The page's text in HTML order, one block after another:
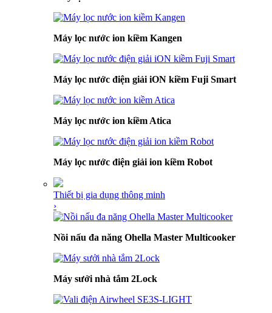
Máy lọc nước ion kiềm Kangen
Máy lọc nước điện giải iON kiềm Fuji Smart
Máy lọc nước ion kiềm Atica
Máy lọc nước điện giải ion kiềm Robot
Thiết bị gia dụng thông minh
›
Nồi nấu đa năng Ohella Master Multicooker
Máy sưởi nhà tắm 2Lock